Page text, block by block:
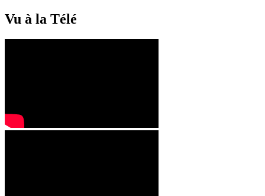
Vu à la Télé